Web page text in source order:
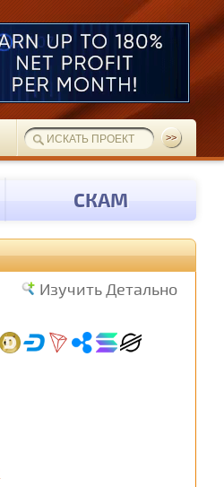
СКАМ
Изучить Детально